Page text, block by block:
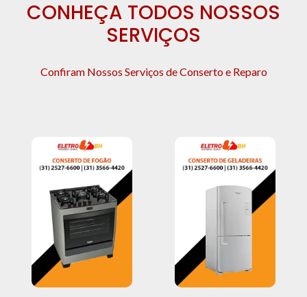
CONHEÇA TODOS NOSSOS
SERVIÇOS
Confiram Nossos Serviços de Conserto e Reparo